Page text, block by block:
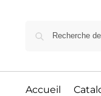
Accueil